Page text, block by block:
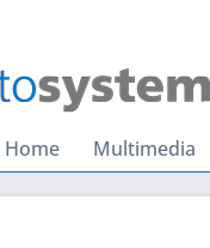
Multimedia